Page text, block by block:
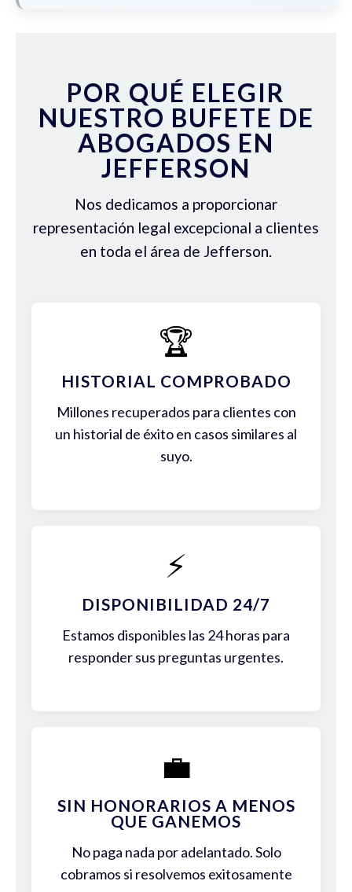
POR QUÉ ELEGIR
NUESTRO BUFETE DE
ABOGADOS EN
JEFFERSON
Nos dedicamos a proporcionar
representación legal excepcional a clientes
en toda el área de Jefferson.
🏆
HISTORIAL COMPROBADO
Millones recuperados para clientes con
un historial de éxito en casos similares al
suyo.
⚡
DISPONIBILIDAD 24/7
Estamos disponibles las 24 horas para
responder sus preguntas urgentes.
💼
SIN HONORARIOS A MENOS
QUE GANEMOS
No paga nada por adelantado. Solo
cobramos si resolvemos exitosamente